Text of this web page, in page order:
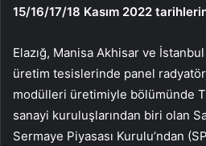
15/16/17/18 Kasım 2022
Elazığ, Manisa Akhisar ve
üretim tesislerinde panel
modülleri üretimiyle bölümünde
sanayi kuruluşlarından biri olan
Sermaye Piyasası Kurulu’ndan